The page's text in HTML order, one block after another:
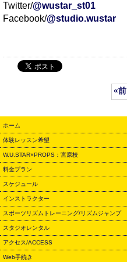
Twitter/@wustar_st01
Facebook/@studio.wustar
«前
ホーム
体験レッスン希望
W.U.STAR×PROPS：宮原校
料金プラン
スケジュール
インストラクター
スポーツリズムトレーニング/リズムジャンプ
スタジオレンタル
アクセス/ACCESS
Web手続き